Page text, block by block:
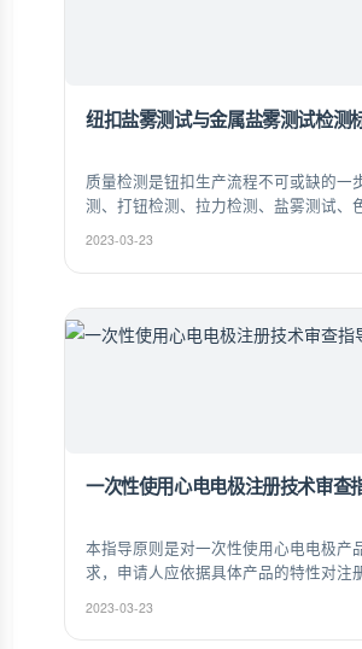
纽扣盐雾测试与金属盐雾测试检测
质量检测是钮扣生产流程不可或缺的一
测、打钮检测、拉力检测、盐雾测试、
2023-03-23
一次性使用心电电极注册技术审查
本指导原则是对一次性使用心电电极产
求，申请人应依据具体产品的特性对注
性确定其中的具体内容是否适用，若不
2023-03-23